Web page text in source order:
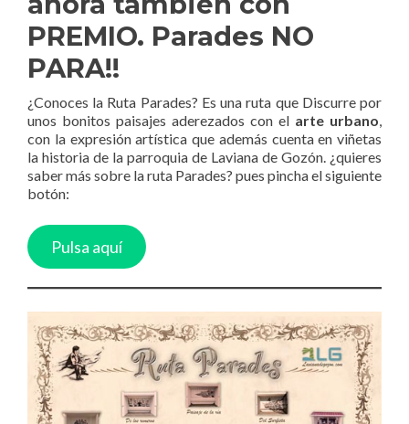
PREMIO. Parades NO
PARA!!
¿Conoces la Ruta Parades? Es una ruta que Discurre por
unos bonitos paisajes aderezados con el arte urbano
con la expresión artística que además cuenta en viñetas
la historia de la parroquia de Laviana de Gozón. ¿quieres
saber más sobre la ruta Parades? pues pincha el siguiente
botón:
Pulsa aquí